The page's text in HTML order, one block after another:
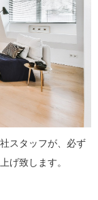
スタッフが、必ず
げ致します。